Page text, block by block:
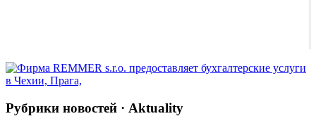
Рубрики новостей · Aktuality